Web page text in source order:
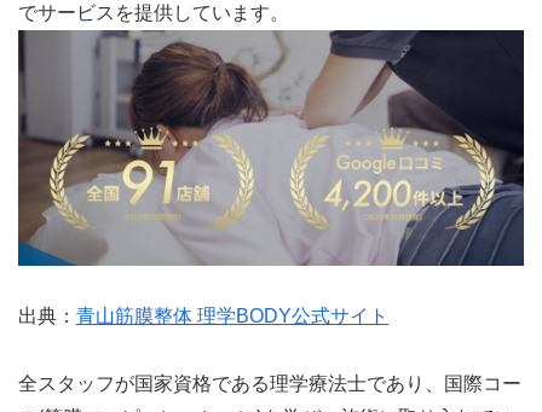
でサービスを提供しています。
出典： 青山筋膜整体 理学BODY公式サイト
全スタッフが国家資格である理学療法士であり、国際コー